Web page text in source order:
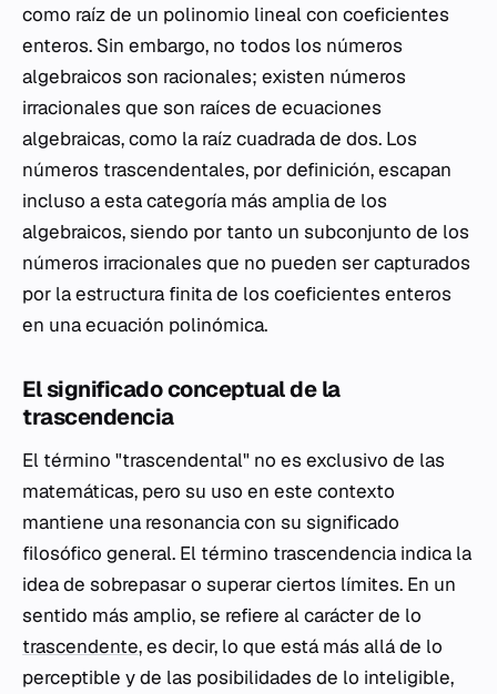
como raíz de un polinomio lineal con coeficientes
enteros. Sin embargo, no todos los números
algebraicos son racionales; existen números
irracionales que son raíces de ecuaciones
algebraicas, como la raíz cuadrada de dos. Los
números trascendentales, por definición, escapan
incluso a esta categoría más amplia de los
algebraicos, siendo por tanto un subconjunto de los
números irracionales que no pueden ser capturados
por la estructura finita de los coeficientes enteros
en una ecuación polinómica.
El significado conceptual de la
trascendencia
El término "trascendental" no es exclusivo de las
matemáticas, pero su uso en este contexto
mantiene una resonancia con su significado
filosófico general. El término trascendencia indica la
idea de sobrepasar o superar ciertos límites. En un
sentido más amplio, se refiere al carácter de lo
trascendente, es decir, lo que está más allá de lo
perceptible y de las posibilidades de lo inteligible,